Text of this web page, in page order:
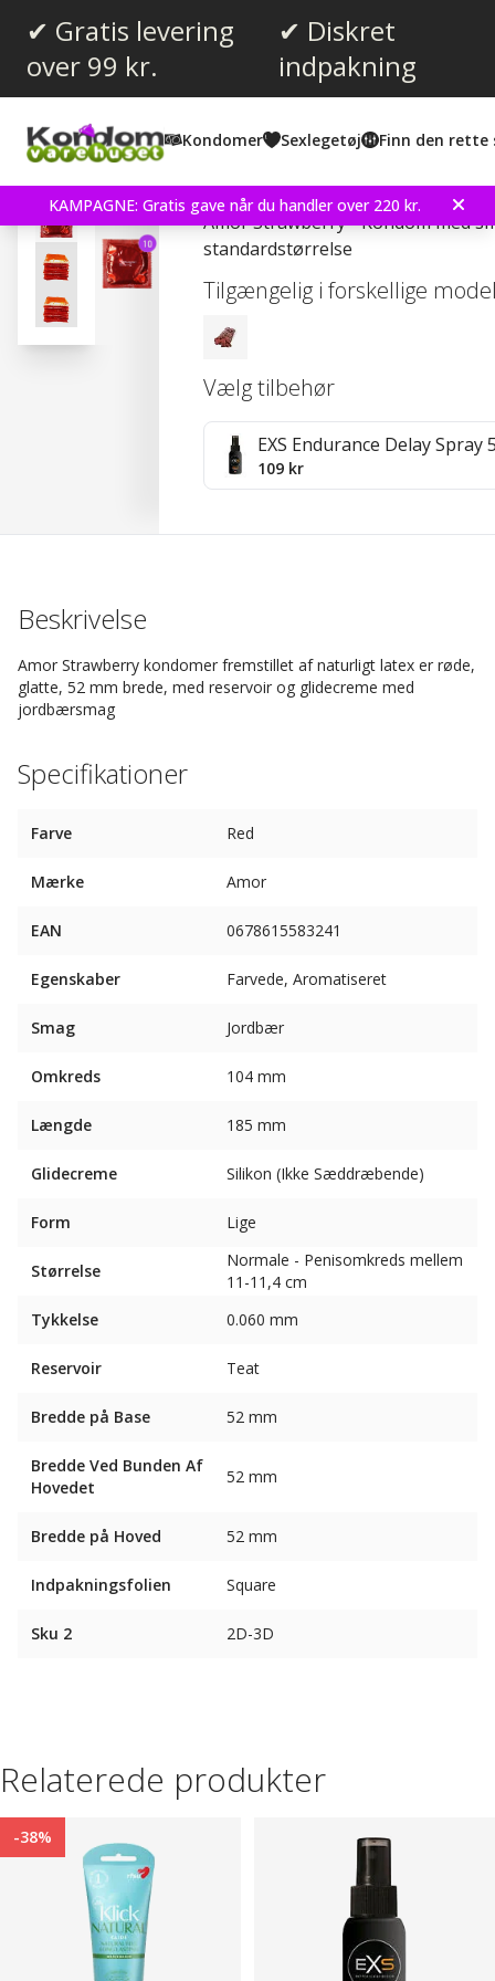
✔ Gratis levering
over 99 kr.
✔ Diskret
indpakning
Kondomer Sexlegetøj Finn den rette
KAMPAGNE: Gratis gave når du handler over 220 kr.
Anmeldelser (1)
Amor Strawberry 10 stk
Amor Strawberry - Kondom med
standardstørrelse
Tilgængelig i forskellige
Vælg tilbehør
EXS Endurance Delay Spray
109 kr
Beskrivelse
Amor Strawberry kondomer fremstillet af naturligt latex er røde,
glatte, 52 mm brede, med reservoir og glidecreme med
jordbærsmag
Specifikationer
Farve Red
Mærke Amor
EAN 0678615583241
Egenskaber Farvede, Aromatiseret
Smag Jordbær
Omkreds 104 mm
Længde 185 mm
Glidecreme Silikon (Ikke Sæddræbende)
Form Lige
Størrelse
Normale - Penisomkreds mellem
11-11,4 cm
Tykkelse
0.060 mm
Reservoir Teat
Bredde på Base 52 mm
Bredde Ved Bunden Af ​​
Hovedet
52 mm
Bredde på Hoved 52 mm
Indpakningsfolien Square
Sku 2 2D-3D
Relaterede produkter
-38%